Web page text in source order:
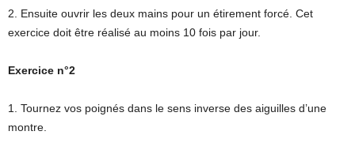
2. Ensuite ouvrir les deux mains pour un étirement forcé. Cet
exercice doit être réalisé au moins 10 fois par jour.
Exercice n°2
1. Tournez vos poignés dans le sens inverse des aiguilles d’une
montre.